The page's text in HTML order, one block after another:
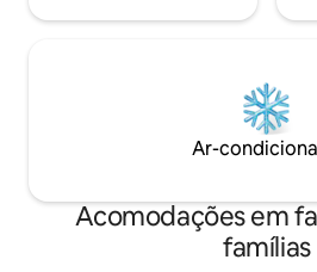
Ar-
Acomodações em
famílias